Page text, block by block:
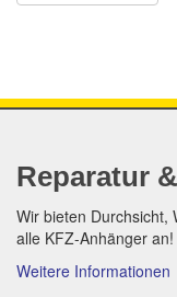
Reparatur
Wir bieten Durchsicht,
alle KFZ-Anhänger an!
Weitere Informationen